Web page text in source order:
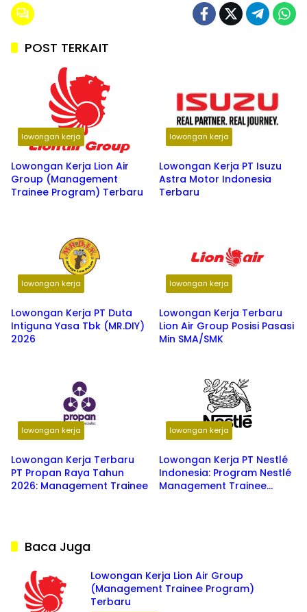
POST TERKAIT
lowongan kerja
Lowongan Kerja Lion Air
Group (Management
Trainee Program) Terbaru
lowongan kerja
Lowongan Kerja PT Isuzu
Astra Motor Indonesia
Terbaru
lowongan kerja
Lowongan Kerja PT Duta
Intiguna Yasa Tbk (MR.DIY)
2026
lowongan kerja
Lowongan Kerja Terbaru
Lion Air Group Posisi Pasasi
Min SMA/SMK
lowongan kerja
Lowongan Kerja Terbaru
PT Propan Raya Tahun
2026: Management Trainee
lowongan kerja
Lowongan Kerja PT Nestlé
Indonesia: Program Nestlé
Management Trainee
Baca Juga
Lowongan Kerja Lion Air Group
(Management Trainee Program)
Terbaru